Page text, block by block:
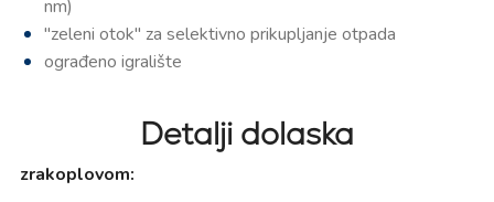
nm)
"zeleni otok" za selektivno prikupljanje otpada
ograđeno igralište
Detalji dolaska
zrakoplovom: